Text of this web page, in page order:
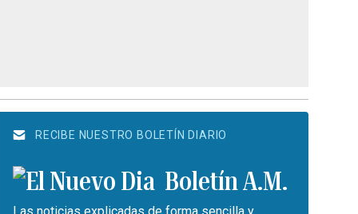
RECIBE NUESTRO BOLETÍN DIARIO
Boletín A.M.